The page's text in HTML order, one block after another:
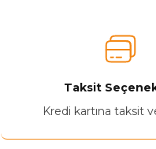
Taksit
Kredi kartına taksit